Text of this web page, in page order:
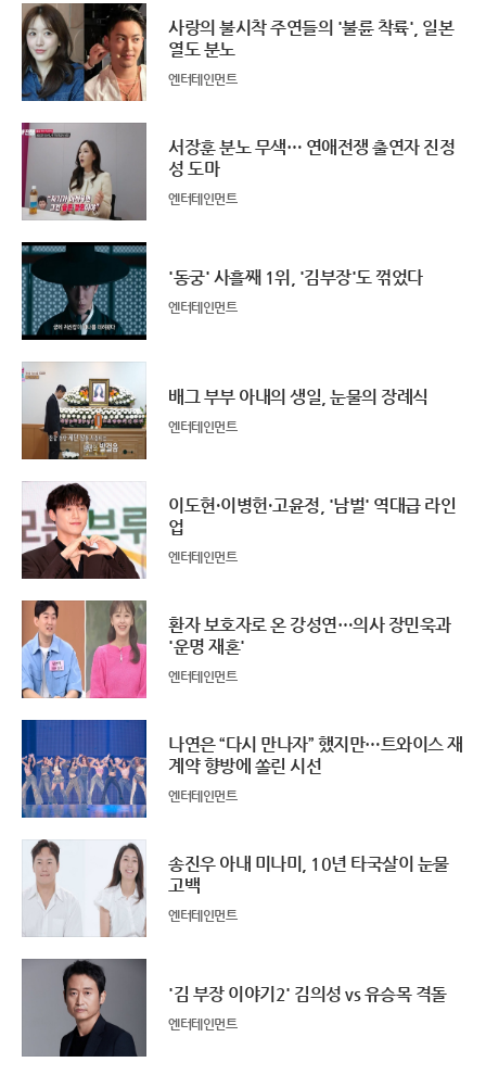
사랑의 불시착 주연들의 '불륜 착륙', 일본
열도 분노
엔터테인먼트
서장훈 분노 무색… 연애전쟁 출연자 진정
성 도마
엔터테인먼트
'동궁' 사흘째 1위, '김부장'도 꺾었다
엔터테인먼트
배그 부부 아내의 생일, 눈물의 장례식
엔터테인먼트
이도현·이병헌·고윤정, '남벌' 역대급 라인
업
엔터테인먼트
환자 보호자로 온 강성연…의사 장민욱과
'운명 재혼'
엔터테인먼트
나연은 “다시 만나자” 했지만…트와이스 재
계약 향방에 쏠린 시선
엔터테인먼트
송진우 아내 미나미, 10년 타국살이 눈물
고백
엔터테인먼트
'김 부장 이야기2' 김의성 vs 유승목 격돌
엔터테인먼트